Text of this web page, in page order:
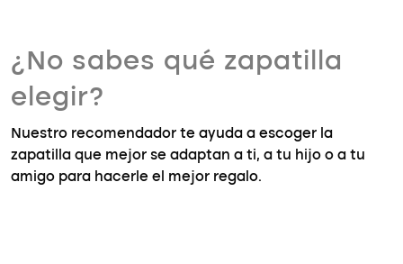
¿No sabes qué zapatilla
elegir?
Nuestro recomendador te ayuda a escoger la
zapatilla que mejor se adaptan a ti, a tu hijo o a tu
amigo para hacerle el mejor regalo.